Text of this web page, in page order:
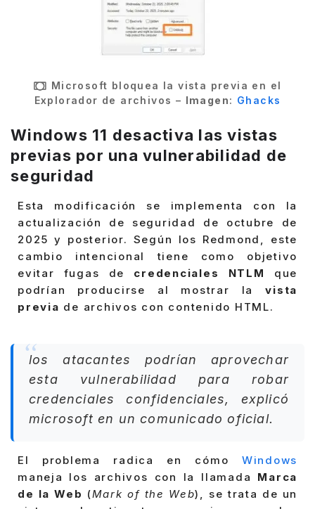
Microsoft bloquea la vista previa en el
Explorador de archivos – Imagen: Ghacks
Windows 11 desactiva las vistas
previas por una vulnerabilidad de
seguridad
Esta modificación se implementa con la
actualización de seguridad de octubre de
2025 y posterior. Según los Redmond, este
cambio intencional tiene como objetivo
evitar fugas de
credenciales NTLM que
podrían producirse al mostrar lavista
previa de archivos con contenido HTML.
los atacantes podrían aprovechar
esta vulnerabilidad para robar
credenciales confidenciales, explicó
microsoft en un comunicado oficial.
El problema radica en cómo Windows
maneja los archivos con la llamada Marca
de la Web (Mark of the Web), se trata de un